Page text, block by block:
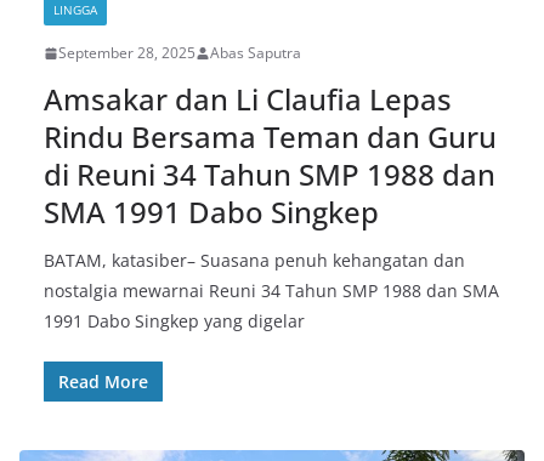
LINGGA
September 28, 2025 Abas Saputra
Amsakar dan Li Claufia Lepas
Rindu Bersama Teman dan Guru
di Reuni 34 Tahun SMP 1988 dan
SMA 1991 Dabo Singkep
BATAM, katasiber– Suasana penuh kehangatan dan
nostalgia mewarnai Reuni 34 Tahun SMP 1988 dan SMA
1991 Dabo Singkep yang digelar
Read More